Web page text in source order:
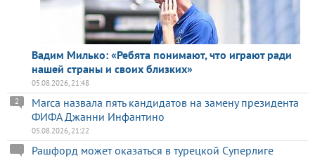
Вадим Милько: «Ребята понимают, что играют ради
нашей страны и своих близких»
05.08.2026, 21:48
Marca назвала пять кандидатов на замену президента
ФИФА Джанни Инфантино
2
05.08.2026, 21:22
Рашфорд может оказаться в турецкой Суперлиге